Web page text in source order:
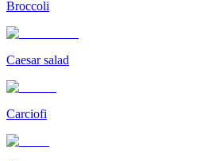
Broccoli
Caesar salad
Carciofi